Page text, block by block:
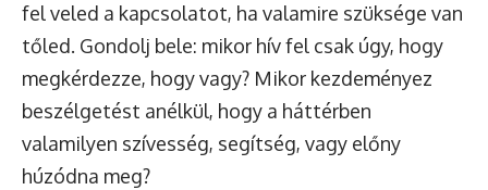
fel veled a kapcsolatot, ha valamire szüksége van
tőled. Gondolj bele: mikor hív fel csak úgy, hogy
megkérdezze, hogy vagy? Mikor kezdeményez
beszélgetést anélkül, hogy a háttérben
valamilyen szívesség, segítség, vagy előny
húzódna meg?